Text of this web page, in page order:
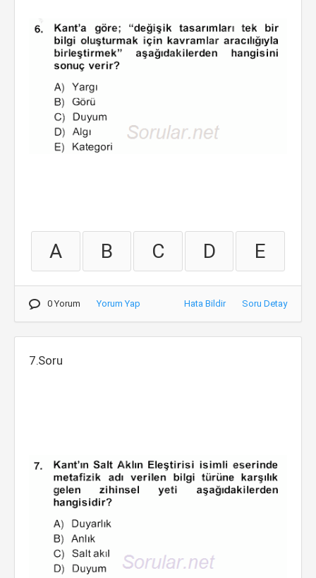
A B C D E
0 Yorum Yorum Yap Hata Bildir Soru Detay
7.Soru